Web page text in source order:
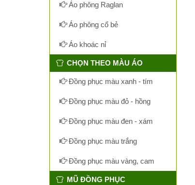
Áo phông Raglan
Áo phông cổ bẻ
Áo khoác nỉ
CHỌN THEO MÀU ÁO
Đồng phục màu xanh - tím
Đồng phục màu đỏ - hồng
Đồng phục màu đen - xám
Đồng phục màu trắng
Đồng phục màu vàng, cam
MŨ ĐỒNG PHỤC